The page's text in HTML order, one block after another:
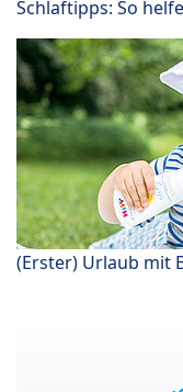
Schlaftipps: So
(Erster) Urlaub mit